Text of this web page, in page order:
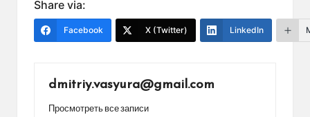
Share via:
Facebook X (Twitter) LinkedIn
dmitriy.vasyura@gmail.com
Просмотреть все записи